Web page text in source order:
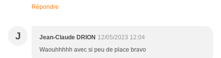
Répondre
J Jean-Claude DRION 12/05/2023 12:04
Waouhhhhh avec si peu de place bravo